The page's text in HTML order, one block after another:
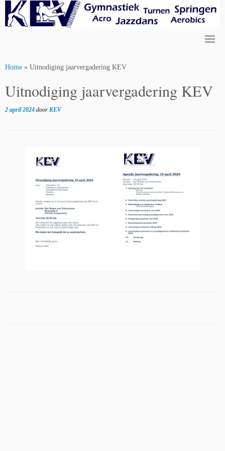
content
Home » Uitnodiging jaarvergadering KEV
Uitnodiging jaarvergadering KEV
2 april 2024 door KEV